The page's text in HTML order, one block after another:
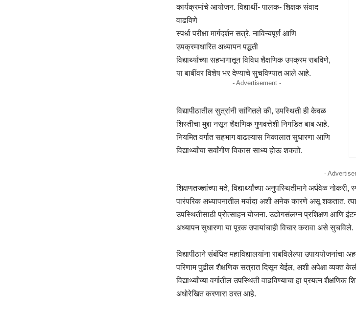
कार्यक्रमांचे आयोजन. विद्यार्थी- पालक- शिक्षक संवाद
वाढविणे
स्पर्धा परीक्षा मार्गदर्शन सत्रे. नाविन्यपूर्ण आणि
उपक्रमाधारित अध्यापन पद्धती
विद्यार्थ्यांच्या सहभागातून विविध शैक्षणिक उपक्रम राबविणे,
या बाबींवर विशेष भर देण्याचे सुचविण्यात आले आहे.
- Advertisement -
विद्यापीठातील सुत्रांनी सांगितले की, उपस्थिती ही केवळ
शिस्तीचा मुद्दा नसून शैक्षणिक गुणवत्तेशी निगडित बाब आहे.
नियमित वर्गात सहभाग वाढल्यास निकालात सुधारणा आणि
विद्यार्थ्यांचा सर्वांगीण विकास साध्य होऊ शकतो.
-
शिक्षणतज्ज्ञांच्या मते, विद्यार्थ्यांच्या अनुपस्थितीमागे अर्धवेळ नोकरी,
पारंपरिक अध्यापनातील मर्यादा अशी अनेक कारणे असू शकतात.
उपस्थितीसाठी प्रोत्साहन योजना. उद्योगसंलग्न प्रशिक्षण आणि
अध्यापन सुधारणा या पूरक उपायांचाही विचार करावा असे सुचविले.
विद्यापीठाने संबंधित महाविद्यालयांना राबविलेल्या
परिणाम पुढील शैक्षणिक सत्रात दिसून येईल, अशी अपेक्षा व्यक्त
विद्यार्थ्यांच्या वर्गातील उपस्थिती वाढविण्याचा हा प्रयत्न
अधोरेखित करणारा ठरत आहे.